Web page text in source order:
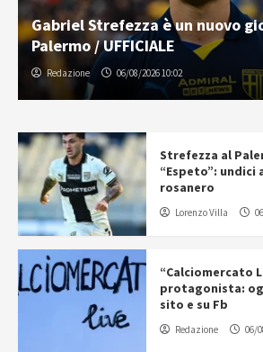
Gabriel Strefezza è un nuovo
Palermo / UFFICIALE
Redazione 06/08/2026 10:02
Strefezza al
“Espeto”: undici
rosanero
Lorenzo Villa
“Calciomercato
protagonista:
sito e su Fb
Redazione 06/